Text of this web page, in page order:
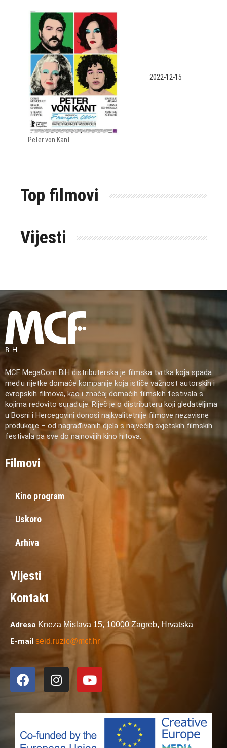
Peter von Kant
2022-12-15
Top filmovi
Vijesti
MCF MegaCom BiH distributerska je filmska tvrtka koja spada
među rijetke domaće kompanije koja ističe važnost autorskih i
evropskih filmova, kao i značaj domaćih filmskih festivala s
kojima redovito surađuje. Riječ je o distributeru koji gledateljima
u Bosni i Hercegovini donosi najkvalitetnije filmove nezavisne
produkcije – od nagrađivanih djela s najvećih svjetskih filmskih
festivala pa sve do najnovijih kino hitova.
Filmovi
Kino program
Uskoro
Arhiva
Vijesti
Kontakt
Adresa Kneza Mislava 15, 10000 Zagreb, Hrvatska
E-mail seid.ruzic@mcf.hr